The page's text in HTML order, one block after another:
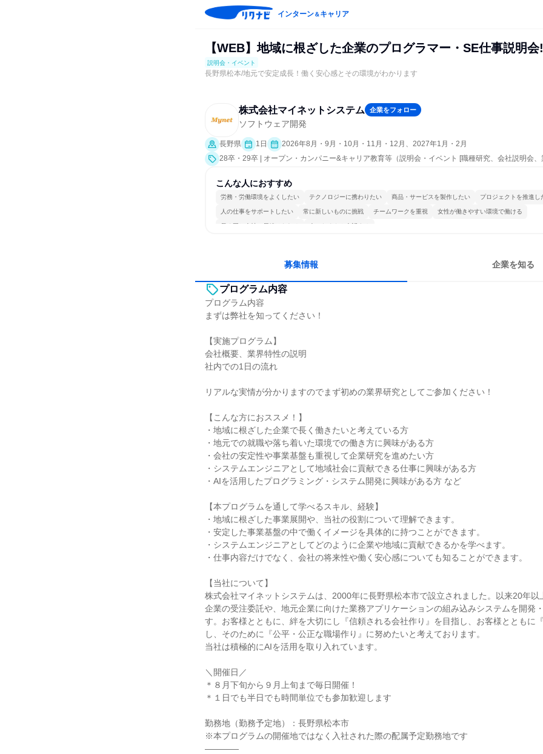
インターン＆キャリア
【WEB】地域に根ざした企業のプログラマー・SE仕事説明会!
説明会・イベント
長野県松本/地元で安定成長！働く安心感とその環境がわかります
株式会社マイネットシステム 企業をフォロー
ソフトウェア開発
長野県 1日
2026年8月・9月・10月・11月・12月、2027年1月・2月
28卒・29卒 | オープン・カンパニー&キャリア教育等（説明会・イベント [職種研究、会社説明会、
こんな人におすすめ
労務・労働環境をよくしたい テクノロジーに携わりたい 商品・サービスを製作したい プロジェクトを推進し
人の仕事をサポートしたい 常に新しいものに挑戦 チームワークを重視 女性が働きやすい環境で働ける
長く同じ会社に居続けられる 人とたくさん会話する
募集情報 企業を知る
プログラム内容
プログラム内容
まずは弊社を知ってください！
【実施プログラム】
会社概要、業界特性の説明
社内での1日の流れ
リアルな実情が分かりますのでまず初めの業界研究としてご参加ください！
【こんな方におススメ！】
・地域に根ざした企業で長く働きたいと考えている方
・地元での就職や落ち着いた環境での働き方に興味がある方
・会社の安定性や事業基盤も重視して企業研究を進めたい方
・システムエンジニアとして地域社会に貢献できる仕事に興味がある方
・AIを活用したプログラミング・システム開発に興味がある方 など
【本プログラムを通して学べるスキル、経験】
・地域に根ざした事業展開や、当社の役割について理解できます。
・安定した事業基盤の中で働くイメージを具体的に持つことができます。
・システムエンジニアとしてどのように企業や地域に貢献できるかを学べます。
・仕事内容だけでなく、会社の将来性や働く安心感についても知ることができます。
【当社について】
株式会社マイネットシステムは、2000年に長野県松本市で設立されました。以来20年以
企業の受注委託や、地元企業に向けた業務アプリケーションの組み込みシステムを開発
す。お客様とともに、絆を大切にし『信頼される会社作り』を目指し、お客様とともに
し、そのために『公平・公正な職場作り』に努めたいと考えております。
当社は積極的にAIを活用を取り入れています。
＼開催日／
＊８月下旬から９月上旬まで毎日開催！
＊１日でも半日でも時間単位でも参加歓迎します
勤務地（勤務予定地）：長野県松本市
※本プログラムの開催地ではなく入社された際の配属予定勤務地です
――――